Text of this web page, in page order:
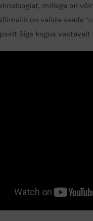
millega on
on valida seade
õige kogus